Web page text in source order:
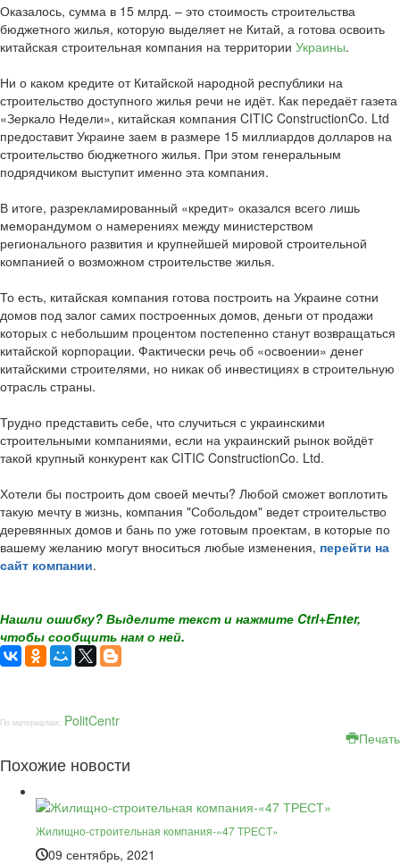
Оказалось, сумма в 15 млрд. – это стоимость строительства
бюджетного жилья, которую выделяет не Китай, а готова освоить
китайская строительная компания на территории Украины.
Ни о каком кредите от Китайской народной республики на
строительство доступного жилья речи не идёт. Как передаёт газета
«Зеркало Недели», китайская компания CITIC ConstructionCo. Ltd
предоставит Украине заем в размере 15 миллиардов долларов на
строительство бюджетного жилья. При этом генеральным
подрядчиком выступит именно эта компания.
В итоге, разрекламированный «кредит» оказался всего лишь
меморандумом о намерениях между министерством
регионального развития и крупнейшей мировой строительной
компанией о возможном строительстве жилья.
То есть, китайская компания готова построить на Украине сотни
домов под залог самих построенных домов, деньги от продажи
которых с небольшим процентом постепенно станут возвращаться
китайской корпорации. Фактически речь об «освоении» денег
китайскими строителями, но никак об инвестициях в строительную
отрасль страны.
Трудно представить себе, что случиться с украинскими
строительными компаниями, если на украинский рынок войдёт
такой крупный конкурент как CITIC ConstructionCo. Ltd.
Хотели бы построить дом своей мечты? Любой сможет воплотить
такую мечту в жизнь, компания "Собольдом" ведет строительство
деревянных домов и бань по уже готовым проектам, в которые по
вашему желанию могут вноситься любые изменения, перейти на
сайт компании.
Нашли ошибку? Выделите текст и нажмите Ctrl+Enter,
чтобы сообщить нам о ней.
По материалам: PolitCentr
Печать
Похожие новости
Жилищно-строительная компания-«47 ТРЕСТ»
09 сентябрь, 2021